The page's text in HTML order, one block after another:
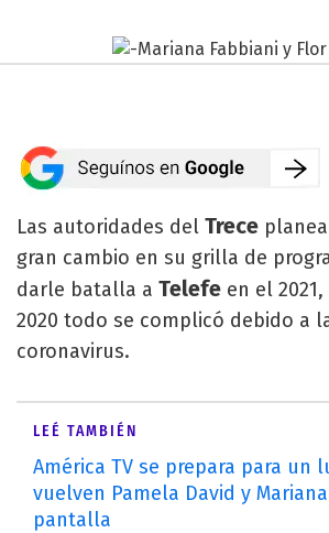
Las autoridades del Trece
gran cambio en su grilla de
darle batalla a Telefe en el
2020 todo se complicó debido a
coronavirus.
LEÉ TAMBIÉN
América TV se prepara para un
vuelven Pamela David y
pantalla